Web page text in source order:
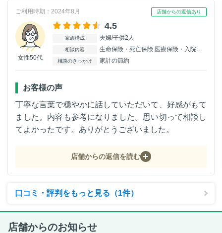
ご利用時期：2024年8月 店舗からの返信あり
女性50代
4.5
家族構成 夫婦/子供2人
相談内容 生命保険・死亡保険 医療保険・入院保険
相談のきっかけ 家計の節約
お客様の声
丁寧な言葉で穏やかに話していただいて、好感がもて
ました。内容も参考になりました。思い切って相談し
てよかったです。ありがとうございました。
店舗からの返信を読む
口コミ・評判をもっと見る（1件）
店舗からのお知らせ